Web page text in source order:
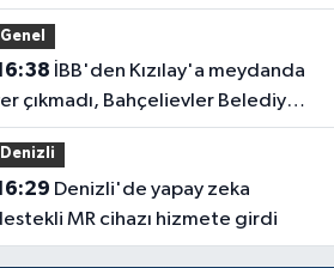
böyle seslendi
Genel
çıkmadı, Bahçelievler Belediyesi
tahsis etti
Denizli
MR cihazı hizmete girdi